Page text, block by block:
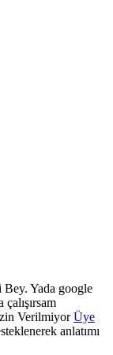
Yada google
VerilmiyorÜye
anlatımı